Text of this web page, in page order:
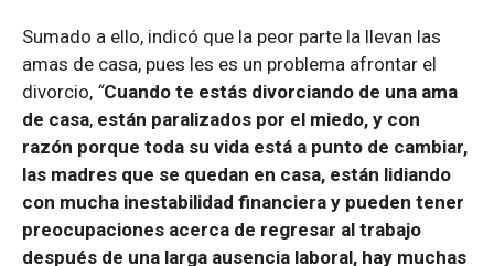
Sumado a ello, indicó que la peor parte la llevan las
amas de casa, pues les es un problema afrontar el
divorcio, “Cuando te estás divorciando de una ama
de casa, están paralizados por el miedo, y con
razón porque toda su vida está a punto de cambiar,
las madres que se quedan en casa, están lidiando
con mucha inestabilidad financiera y pueden tener
preocupaciones acerca de regresar al trabajo
después de una larga ausencia laboral, hay muchas